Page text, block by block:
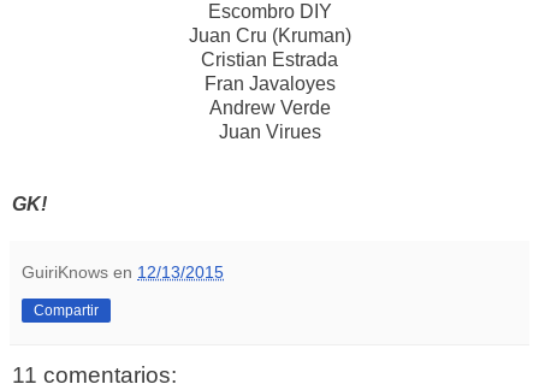
Escombro DIY
Juan Cru (Kruman)
Cristian Estrada
Fran Javaloyes
Andrew Verde
Juan Virues
GK!
GuiriKnows en 12/13/2015
Compartir
11 comentarios: